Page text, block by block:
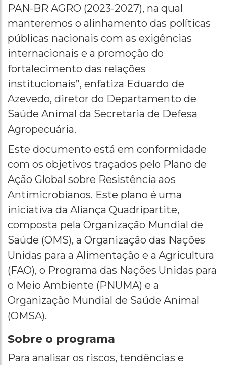
PAN-BR AGRO (2023-2027), na qual
manteremos o alinhamento das políticas
públicas nacionais com as exigências
internacionais e a promoção do
fortalecimento das relações
institucionais”, enfatiza Eduardo de
Azevedo, diretor do Departamento de
Saúde Animal da Secretaria de Defesa
Agropecuária.
Este documento está em conformidade
com os objetivos traçados pelo Plano de
Ação Global sobre Resistência aos
Antimicrobianos. Este plano é uma
iniciativa da Aliança Quadripartite,
composta pela Organização Mundial de
Saúde (OMS), a Organização das Nações
Unidas para a Alimentação e a Agricultura
(FAO), o Programa das Nações Unidas para
o Meio Ambiente (PNUMA) e a
Organização Mundial de Saúde Animal
(OMSA).
Sobre o programa
Para analisar os riscos, tendências e